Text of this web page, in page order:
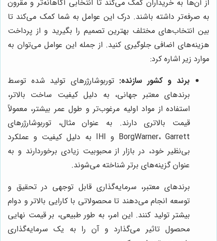
از آن‌ها به خریداران کمک می‌کند تا انتخابی آگاهانه‌تر و مقرون
به صرفه‌تر داشته باشند. درک این عوامل به شما کمک می‌کند تا
بین انتخاب‌های مختلف بهترین تصمیم را بگیرید و از پرداخت
هزینه‌های اضافی جلوگیری کنید. از جمله این عوامل می‌توان به
موارد زیر اشاره کرد:
برند و کشور سازنده: توربوشارژرهای تولید شده توسط
برندهای معتبر جهانی، به دلیل کیفیت ساخت بالاتر،
استفاده از مواد اولیه مرغوب‌تر و طول عمر بیشتر، معمولاً
قیمت بالاتری دارند. به عنوان مثال، توربوشارژرهای
BorgWarner، Garrett و IHI به دلیل کیفیت و عملکرد
بی‌نظیر خود، در بازار از محبوبیت زیادی برخوردارند و به
عنوان گزینه‌های برتر شناخته می‌شوند.
برندهای معتبر، سرمایه‌گذاری قابل توجهی در تحقیق و
توسعه انجام می‌دهند تا محصولاتی با کارایی بالاتر و دوام
بیشتر تولید کنند. این امر، به طور طبیعی، بر قیمت نهایی
محصول تاثیر می‌گذارد و آن را به یک سرمایه‌گذاری